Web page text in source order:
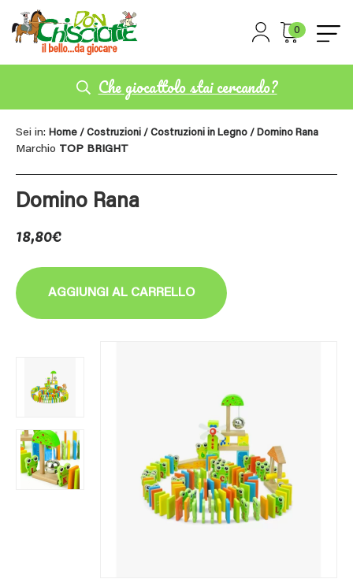
0
Che giocattolo stai cercando?
Sei in: Home / Costruzioni / Costruzioni in Legno / Domino Rana
Marchio TOP BRIGHT
Domino Rana
18,80€
AGGIUNGI AL CARRELLO